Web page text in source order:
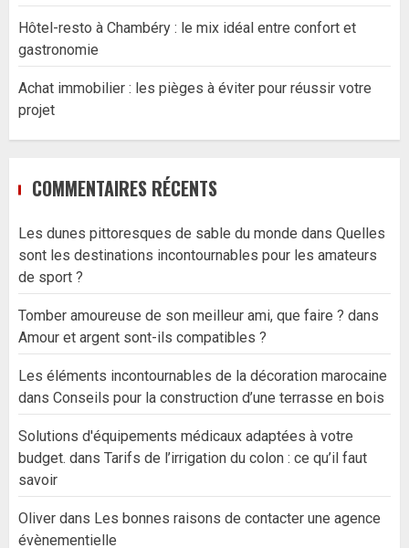
Hôtel-resto à Chambéry : le mix idéal entre confort et
gastronomie
Achat immobilier : les pièges à éviter pour réussir votre
projet
COMMENTAIRES RÉCENTS
Les dunes pittoresques de sable du monde dans Quelles
sont les destinations incontournables pour les amateurs
de sport ?
Tomber amoureuse de son meilleur ami, que faire ? dans
Amour et argent sont-ils compatibles ?
Les éléments incontournables de la décoration marocaine
dans Conseils pour la construction d’une terrasse en bois
Solutions d'équipements médicaux adaptées à votre
budget. dans Tarifs de l’irrigation du colon : ce qu’il faut
savoir
Oliver dans Les bonnes raisons de contacter une agence
évènementielle